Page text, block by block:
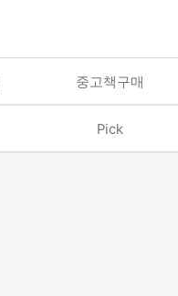
중고책구매
Pick